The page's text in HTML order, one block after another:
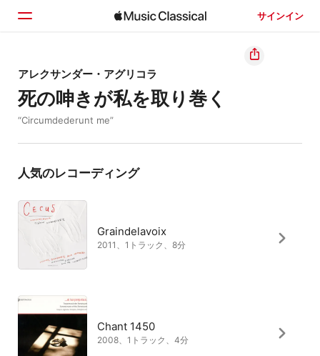
サインイン
ホーム
見つける
アレクサンダー・アグリコラ
死の呻きが私を取り巻く
“Circumdederunt me”
人気のレコーディング
Graindelavoix
2011、1トラック、8分
Chant 1450
2008、1トラック、4分